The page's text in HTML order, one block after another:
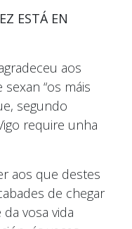
ESTÁ EN
aos
“os máis
segundo
require unha
aos que destes
de chegar
vosa vida